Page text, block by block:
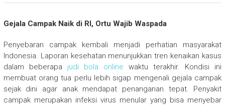
Gejala Campak Naik di RI, Ortu Wajib Waspada
Penyebaran campak kembali menjadi perhatian masyarakat
Indonesia. Laporan kesehatan menunjukkan tren kenaikan kasus
dalam beberapa judi bola online waktu terakhir. Kondisi ini
membuat orang tua perlu lebih sigap mengenali gejala campak
sejak dini agar anak mendapat penanganan tepat. Penyakit
campak merupakan infeksi virus menular yang bisa menyebar